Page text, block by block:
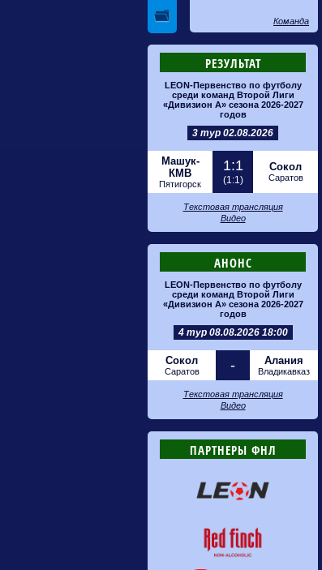
Команда
РЕЗУЛЬТАТ
LEON-Первенство по футболу
среди команд Второй Лиги
«Дивизион А» сезона 2026-2027
годов
3 тур 02.08.2026
Машук-
КМВ
Пятигорск
1:1
(1:1)
Сокол
Саратов
Текстовая трансляция
Видео
АНОНС
LEON-Первенство по футболу
среди команд Второй Лиги
«Дивизион А» сезона 2026-2027
годов
4 тур 08.08.2026 18:00
Сокол
Саратов - Алания
Владикавказ
Текстовая трансляция
Видео
ПАРТНЕРЫ ФНЛ